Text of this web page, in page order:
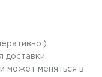
доставки.
может меняться в